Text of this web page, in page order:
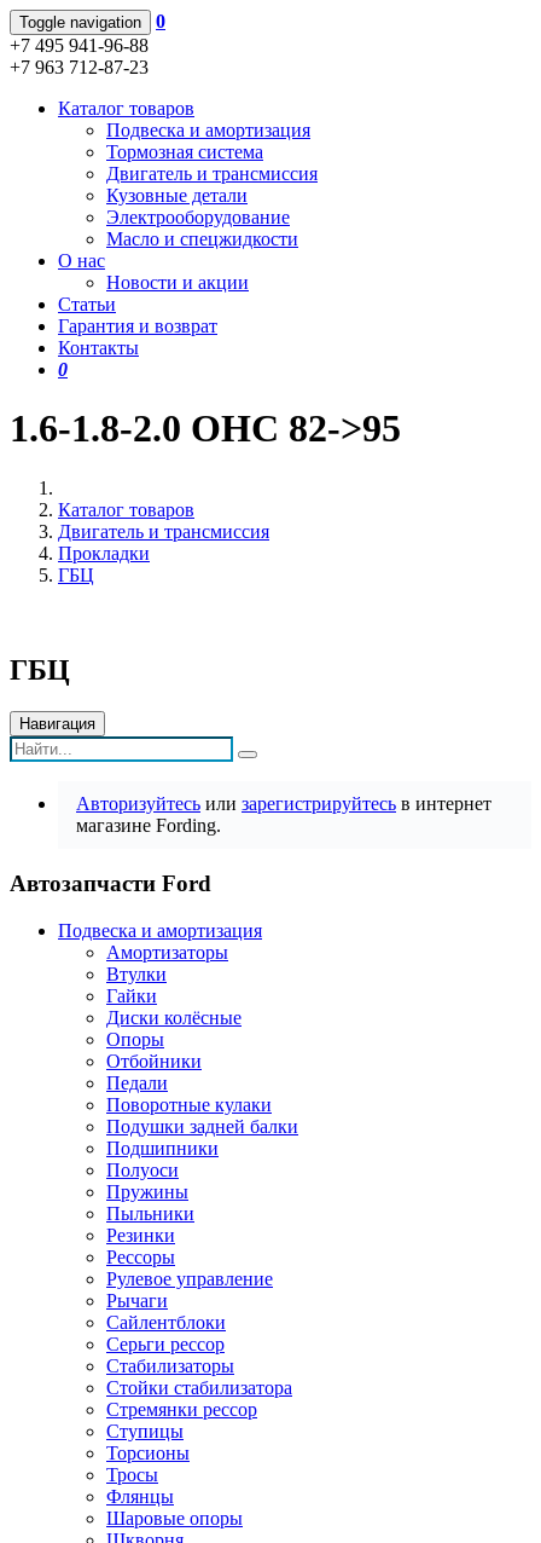
Toggle navigation
0
+7 495 941-96-88
+7 963 712-87-23
Каталог товаров
Подвеска и амортизация
Тормозная система
Двигатель и трансмиссия
Кузовные детали
Электрооборудование
Масло и спецжидкости
О нас
Новости и акции
Статьи
Гарантия и возврат
Контакты
0
1.6-1.8-2.0 OHC 82->95
Каталог товаров
Двигатель и трансмиссия
Прокладки
ГБЦ
ГБЦ
Навигация
Авторизуйтесь или зарегистрируйтесь в интернет
магазине Fording.
Автозапчасти Ford
Подвеска и амортизация
Амортизаторы
Втулки
Гайки
Диски колёсные
Опоры
Отбойники
Педали
Поворотные кулаки
Подушки задней балки
Подшипники
Полуоси
Пружины
Пыльники
Резинки
Рессоры
Рулевое управление
Рычаги
Сайлентблоки
Серьги рессор
Стабилизаторы
Стойки стабилизатора
Стремянки рессор
Ступицы
Торсионы
Тросы
Флянцы
Шаровые опоры